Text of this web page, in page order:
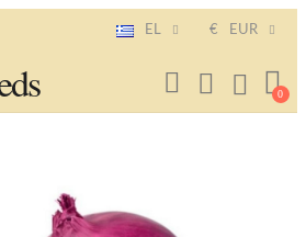
EL € EUR